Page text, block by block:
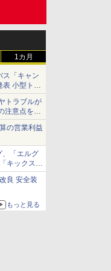
1カ月
ス「キャン
表 小型トラ
ス
トラブルが
注意点を呼
の営業利益
、「エルグ
キックス」
良 安全装
もっと見る